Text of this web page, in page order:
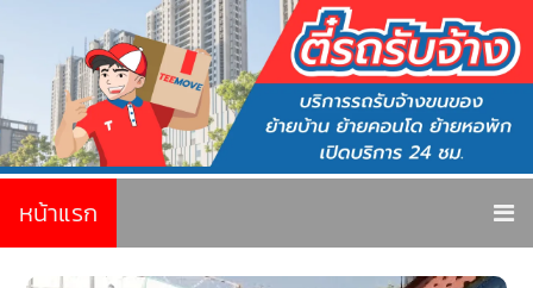
หน้าแรก